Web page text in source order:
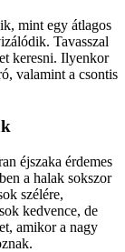
mint egy átlagos
Tavasszal
keresni. Ilyenkor
valamint a csontis
éjszaka érdemes
a halak sokszor
szélére,
kedvence, de
amikor a nagy